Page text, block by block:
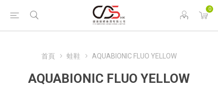
0
首頁 蛙鞋 AQUABIONIC FLUO YELLOW
AQUABIONIC FLUO YELLOW